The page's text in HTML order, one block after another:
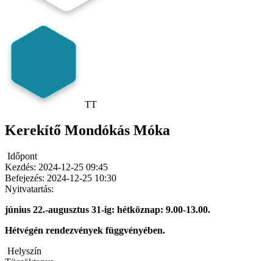
TT
Kerekítő Mondókás Móka
Időpont
Kezdés: 2024-12-25 09:45
Befejezés: 2024-12-25 10:30
Nyitvatartás:
június 22.-augusztus 31-ig: hétköznap: 9.00-13.00.
Hétvégén rendezvények függvényében.
Helyszín